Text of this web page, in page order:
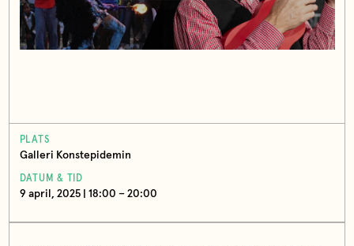
PLATS
Galleri Konstepidemin
DATUM & TID
9 april, 2025 | 18:00 – 20:00